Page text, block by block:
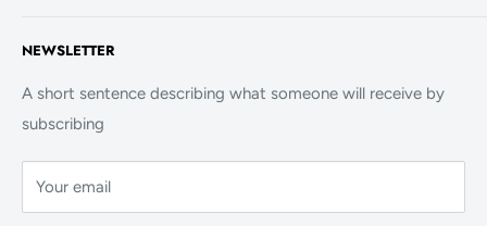
Politique de cookies
La Boutique
FAQ
Contact
NEWSLETTER
A short sentence describing what someone will receive by
subscribing
Your email